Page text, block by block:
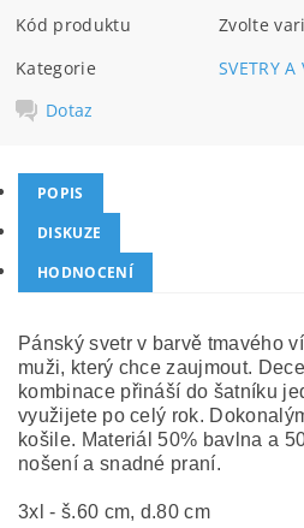
Kód produktu
Zvolte
Kategorie
SVETRY A
Dotaz
POPIS
DISKUZE
HODNOCENÍ
Pánský svetr v barvě tmavého
muži, který chce zaujmout.
kombinace přináší do šatníku
využijete po celý rok.
košile. Materiál 50% bavlna a
nošení a snadné praní.
3xl - š.60 cm, d.80 cm